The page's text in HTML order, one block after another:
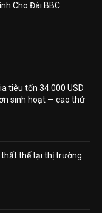
Cho Đài BBC
tiêu tốn 34.000 USD
sinh hoạt — cao thứ
thất thế tại thị trường